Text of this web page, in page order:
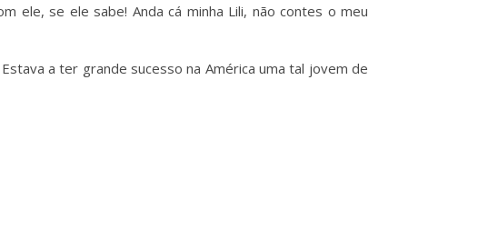
ele, se ele sabe! Anda cá minha Lili, não contes o meu
a ter grande sucesso na América uma tal jovem de